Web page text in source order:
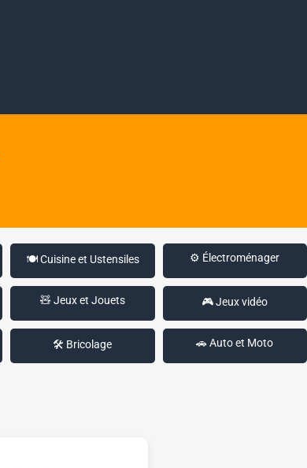
🍽️ Cuisine et Ustensiles ⚙️ Électroménager
🧸 Jeux et Jouets 🎮 Jeux vidéo
🛠️ Bricolage 🚗 Auto et Moto